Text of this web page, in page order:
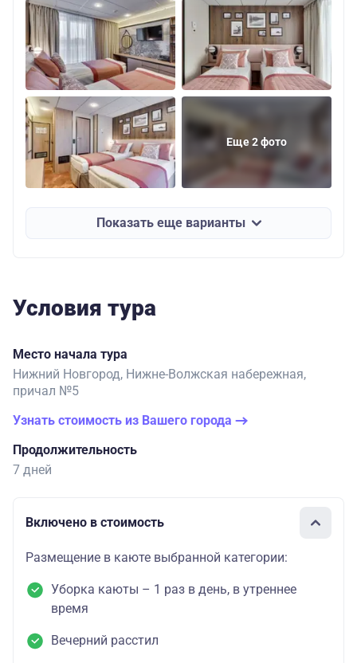
Еще 2 фото
Показать еще варианты
Условия тура
Место начала тура
Нижний Новгород, Нижне-Волжская набережная,
причал №5
Узнать стоимость из Вашего города
Продолжительность
7 дней
Включено в стоимость
Размещение в каюте выбранной категории:
Уборка каюты – 1 раз в день, в утреннее
время
Вечерний расстил